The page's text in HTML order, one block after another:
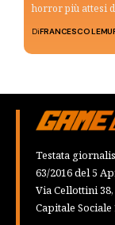
horror più attesi
DiFRANCESCO
Testata
63/2016 del 5
Via Cellottini 38,
Capitale Sociale